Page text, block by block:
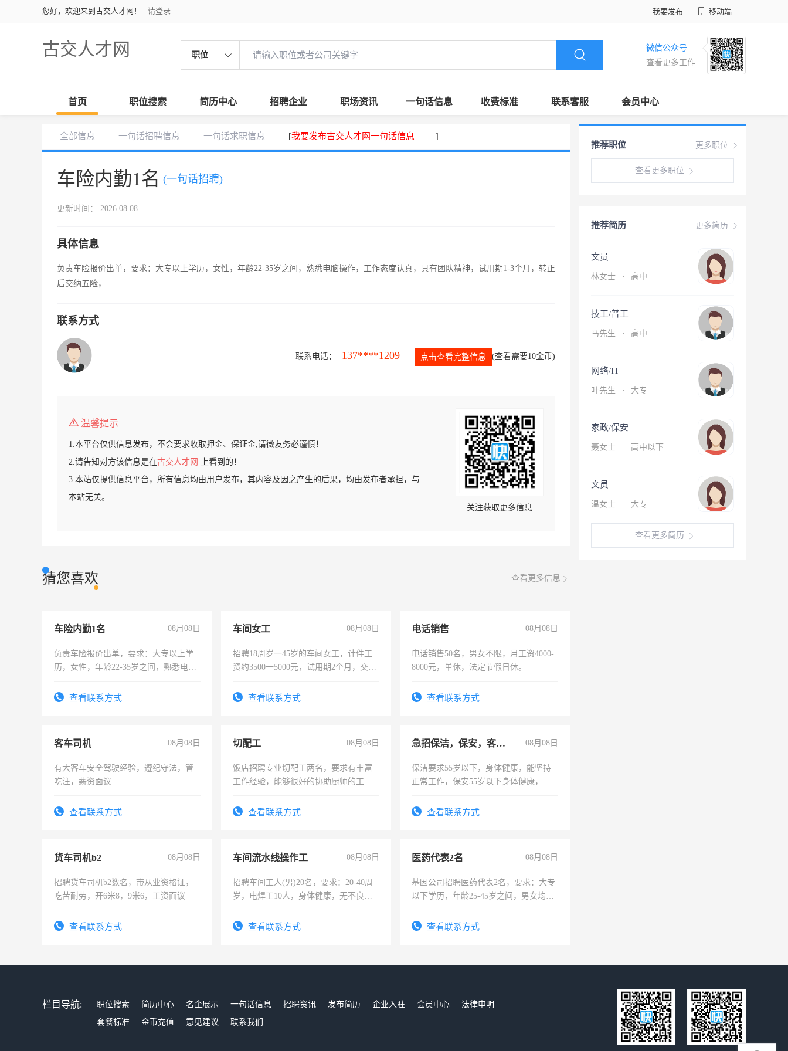
您好，欢迎来到古交人才网！ 请登录 我要发布 移动端
古交人才网 职位
微信公众号
查看更多工作
首页 职位搜索 简历中心 招聘企业 职场资讯 一句话信息 收费标准 联系客服 会员中心
全部信息 一句话招聘信息 一句话求职信息 [我要发布古交人才网一句话信息 ]
车险内勤1名 (一句话招聘)
更新时间： 2026.08.08
具体信息
负责车险报价出单，要求：大专以上学历，女性，年龄22-35岁之间，熟悉电脑操作，工作态度认真，具有团队精神，试用期1-3个月，转正
后交纳五险，
联系方式
联系电话： 137****1209 点击查看完整信息 (查看需要10金币)
温馨提示
1.本平台仅供信息发布，不会要求收取押金、保证金,请微友务必谨慎！
2.请告知对方该信息是在古交人才网
上看到的！
3.本站仅提供信息平台，所有信息均由用户发布，其内容及因之产生的后果，均由发布者承担，与
本站无关。
关注获取更多信息
猜您喜欢 查看更多信息
车险内勤1名 08月08日
负责车险报价出单，要求：大专以上学
历，女性，年龄22-35岁之间，熟悉电脑
试用期1-3个月，转正后交纳五险，
查看联系方式
车间女工 08月08日
招聘18周岁一45岁的车间女工，计件工
资约3500一5000元，试用期2个月，交五
查看联系方式
电话销售 08月08日
电话销售50名，男女不限，月工资4000-
8000元，单休，法定节假日休。
查看联系方式
客车司机 08月08日
有大客车安全驾驶经验，遵纪守法，管
吃注，薪资面议
查看联系方式
切配工 08月08日
饭店招聘专业切配工两名，要求有丰富
工作经验，能够很好的协助厨师的工
4500。查看联系方式
急招保洁，保安，客服，工程 08月08日
保洁要求55岁以下，身体健康，能坚持
正常工作，保安55岁以下身体健康，有
录，客服要求45岁以下高中以上文化，
查看联系方式
货车司机b2 08月08日
招聘货车司机b2数名，带从业资格证，
吃苦耐劳，开6米8，9米6，工资面议
查看联系方式
车间流水线操作工 08月08日
招聘车间工人(男)20名，要求：20-40周
岁，电焊工10人，身体健康，无不良嗜
宿，免费发放劳保用品，两班倒，每月
查看联系方式
医药代表2名 08月08日
基因公司招聘医药代表2名，要求：大专
以下学历，年龄25-45岁之间，男女均
表或者有医学资质的优先，底薪+绩效，
查看联系方式
更多职位
推荐职位
查看更多职位
更多简历
推荐简历
文员
林女士 · 高中
技工/普工
马先生 · 高中
网络/IT
叶先生 · 大专
家政/保安
聂女士 · 高中以下
文员
温女士 · 大专
查看更多简历
栏目导航: 职位搜索 简历中心 名企展示 一句话信息 招聘资讯 发布简历 企业入驻 会员中心
法律申明
套餐标准
金币充值 意见建议 联系我们